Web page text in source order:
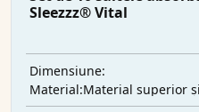
Sleezzz® Vital
Dimensiune:
Material: